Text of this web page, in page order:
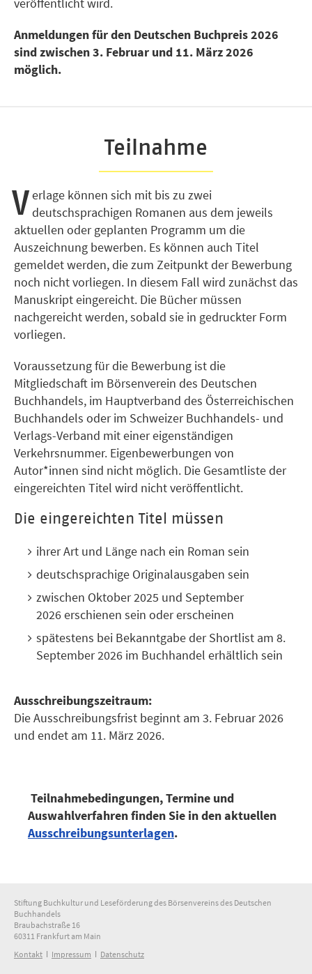
Anmeldungen für den Deutschen Buchpreis 2026
sind zwischen 3. Februar und 11. März 2026
möglich.
Teilnahme
Verlage können sich mit bis zu zwei
deutschsprachigen Romanen aus dem jeweils
aktuellen oder geplanten Programm um die
Auszeichnung bewerben. Es können auch Titel
gemeldet werden, die zum Zeitpunkt der Bewerbung
noch nicht vorliegen. In diesem Fall wird zunächst das
Manuskript eingereicht. Die Bücher müssen
nachgereicht werden, sobald sie in gedruckter Form
vorliegen.
Voraussetzung für die Bewerbung ist die
Mitgliedschaft im Börsenverein des Deutschen
Buchhandels, im Hauptverband des Österreichischen
Buchhandels oder im Schweizer Buchhandels- und
Verlags-Verband mit einer eigenständigen
Verkehrsnummer. Eigenbewerbungen von
Autor*innen sind nicht möglich. Die Gesamtliste der
eingereichten Titel wird nicht veröffentlicht.
Die eingereichten Titel müssen
ihrer Art und Länge nach ein Roman sein
deutschsprachige Originalausgaben sein
zwischen Oktober 2025 und September
2026 erschienen sein oder erscheinen
spätestens bei Bekanntgabe der Shortlist am 8.
September 2026 im Buchhandel erhältlich sein
Ausschreibungszeitraum:
Die Ausschreibungsfrist beginnt am 3. Februar 2026
und endet am 11. März 2026.
Teilnahmebedingungen, Termine und
Auswahlverfahren finden Sie in den aktuellen
Ausschreibungsunterlagen.
Stiftung Buchkultur und Leseförderung des Börsenvereins des Deutschen
Buchhandels
Braubachstraße 16
60311 Frankfurt am Main
Kontakt ǀ Impressum ǀ Datenschutz